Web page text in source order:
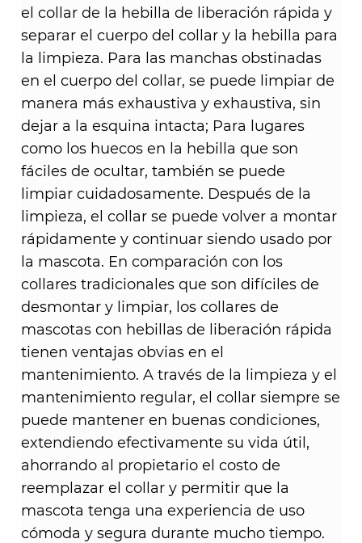
el collar de la hebilla de liberación rápida y
separar el cuerpo del collar y la hebilla para
la limpieza. Para las manchas obstinadas
en el cuerpo del collar, se puede limpiar de
manera más exhaustiva y exhaustiva, sin
dejar a la esquina intacta; Para lugares
como los huecos en la hebilla que son
fáciles de ocultar, también se puede
limpiar cuidadosamente. Después de la
limpieza, el collar se puede volver a montar
rápidamente y continuar siendo usado por
la mascota. En comparación con los
collares tradicionales que son difíciles de
desmontar y limpiar, los collares de
mascotas con hebillas de liberación rápida
tienen ventajas obvias en el
mantenimiento. A través de la limpieza y el
mantenimiento regular, el collar siempre se
puede mantener en buenas condiciones,
extendiendo efectivamente su vida útil,
ahorrando al propietario el costo de
reemplazar el collar y permitir que la
mascota tenga una experiencia de uso
cómoda y segura durante mucho tiempo. ​